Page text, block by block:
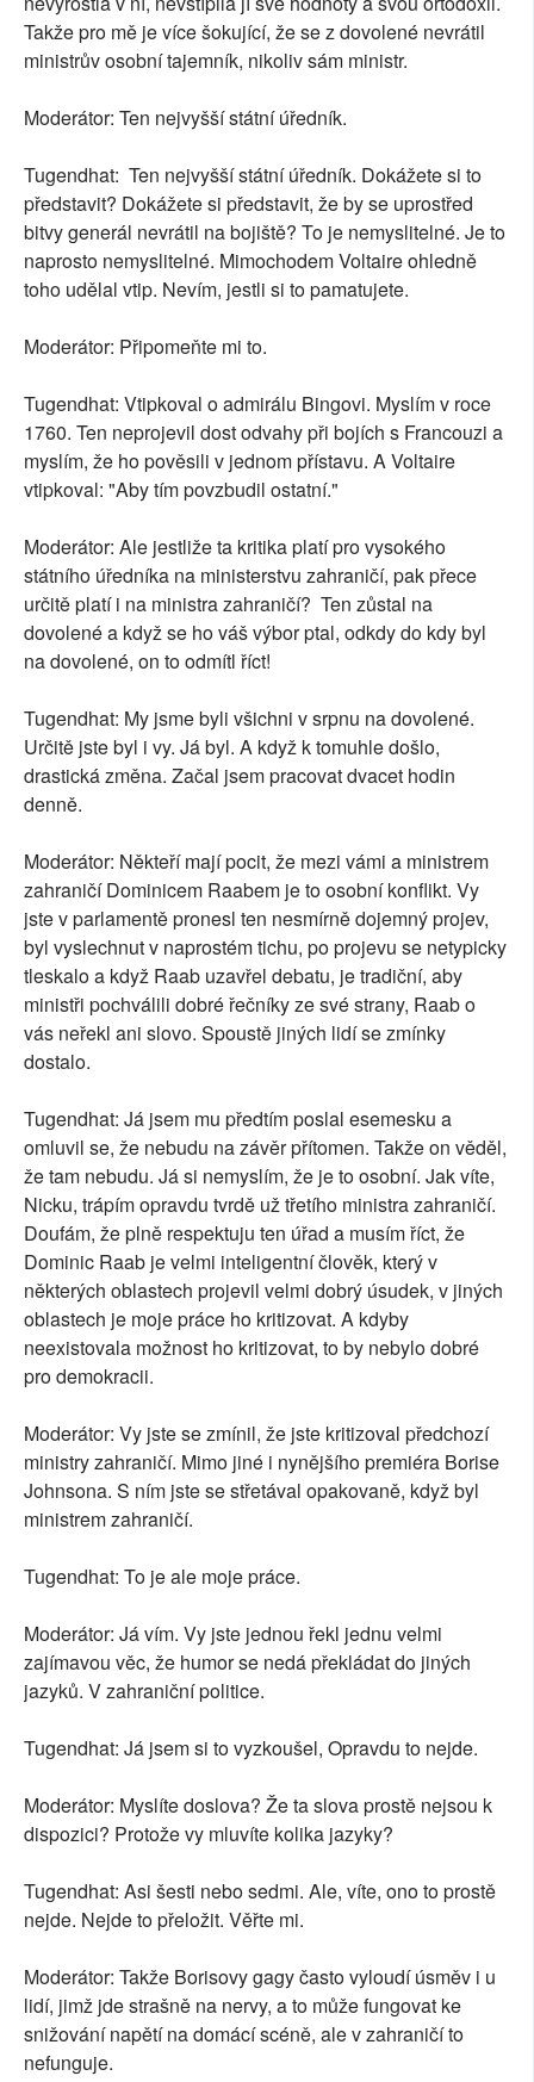
Takže pro mě je více šokující, že se z dovolené nevrátil
ministrův osobní tajemník, nikoliv sám ministr.
Moderátor: Ten nejvyšší státní úředník.
Tugendhat: Ten nejvyšší státní úředník. Dokážete si to
představit? Dokážete si představit, že by se uprostřed
bitvy generál nevrátil na bojiště? To je nemyslitelné. Je to
naprosto nemyslitelné. Mimochodem Voltaire ohledně
toho udělal vtip. Nevím, jestli si to pamatujete.
Moderátor: Připomeňte mi to.
Tugendhat: Vtipkoval o admirálu Bingovi. Myslím v roce
1760. Ten neprojevil dost odvahy při bojích s Francouzi a
myslím, že ho pověsili v jednom přístavu. A Voltaire
vtipkoval: "Aby tím povzbudil ostatní."
Moderátor: Ale jestliže ta kritika platí pro vysokého
státního úředníka na ministerstvu zahraničí, pak přece
určitě platí i na ministra zahraničí? Ten zůstal na
dovolené a když se ho váš výbor ptal, odkdy do kdy byl
na dovolené, on to odmítl říct!
Tugendhat: My jsme byli všichni v srpnu na dovolené.
Určitě jste byl i vy. Já byl. A když k tomuhle došlo,
drastická změna. Začal jsem pracovat dvacet hodin
denně.
Moderátor: Někteří mají pocit, že mezi vámi a ministrem
zahraničí Dominicem Raabem je to osobní konflikt. Vy
jste v parlamentě pronesl ten nesmírně dojemný projev,
byl vyslechnut v naprostém tichu, po projevu se netypicky
tleskalo a když Raab uzavřel debatu, je tradiční, aby
ministři pochválili dobré řečníky ze své strany, Raab o
vás neřekl ani slovo. Spoustě jiných lidí se zmínky
dostalo.
Tugendhat: Já jsem mu předtím poslal esemesku a
omluvil se, že nebudu na závěr přítomen. Takže on věděl,
že tam nebudu. Já si nemyslím, že je to osobní. Jak víte,
Nicku, trápím opravdu tvrdě už třetího ministra zahraničí.
Doufám, že plně respektuju ten úřad a musím říct, že
Dominic Raab je velmi inteligentní člověk, který v
některých oblastech projevil velmi dobrý úsudek, v jiných
oblastech je moje práce ho kritizovat. A kdyby
neexistovala možnost ho kritizovat, to by nebylo dobré
pro demokracii.
Moderátor: Vy jste se zmínil, že jste kritizoval předchozí
ministry zahraničí. Mimo jiné i nynějšího premiéra Borise
Johnsona. S ním jste se střetával opakovaně, když byl
ministrem zahraničí.
Tugendhat: To je ale moje práce.
Moderátor: Já vím. Vy jste jednou řekl jednu velmi
zajímavou věc, že humor se nedá překládat do jiných
jazyků. V zahraniční politice.
Tugendhat: Já jsem si to vyzkoušel, Opravdu to nejde.
Moderátor: Myslíte doslova? Že ta slova prostě nejsou k
dispozici? Protože vy mluvíte kolika jazyky?
Tugendhat: Asi šesti nebo sedmi. Ale, víte, ono to prostě
nejde. Nejde to přeložit. Věřte mi.
Moderátor: Takže Borisovy gagy často vyloudí úsměv i u
lidí, jimž jde strašně na nervy, a to může fungovat ke
snižování napětí na domácí scéně, ale v zahraničí to
nefunguje.